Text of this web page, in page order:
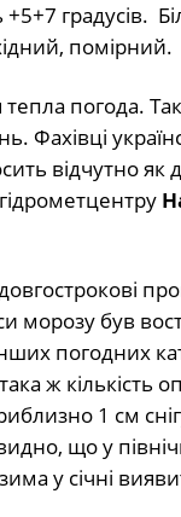
+5+7 градусів.
помірний.
тепла погода.
Фахівці
відчутно як
морозу був
погодних
ж кількість
1 см
що у
у січні